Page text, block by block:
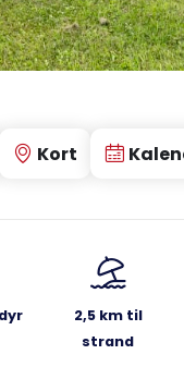
Kort
2,5 km til
strand